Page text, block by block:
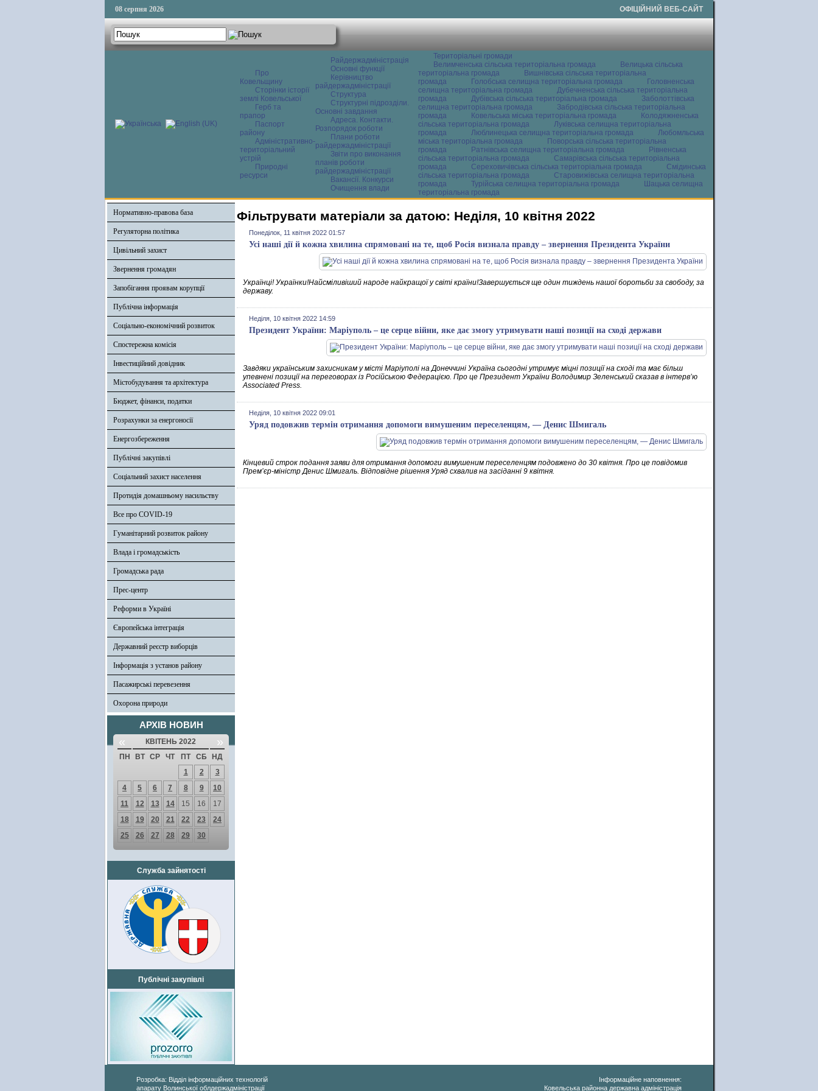
08 серпня 2026 ОФІЦІЙНИЙ ВЕБ-САЙТ
Про
Ковельщину
Сторінки історії
землі Ковельської
Герб та
прапор
Паспорт
району
Адміністративно-
територіальний
устрій
Природні
ресурси
Райдержадміністрація
Основні функції
Керівництво
райдержадміністрації
Структура
Структурні підрозділи.
Основні завдання
Адреса. Контакти.
Розпорядок роботи
Плани роботи
райдержадміністрації
Звіти про виконання
планів роботи
райдержадміністрації
Вакансії. Конкурси
Очищення влади
Територіальні громади
Велимченська сільська територіальна громада
Велицька сільська
територіальна громада
Вишнівська сільська територіальна
громада
Голобська селищна територіальна громада
Головненська
селищна територіальна громада
Дубечненська сільська територіальна
громада
Дубівська сільська територіальна громада
Заболоттівська
селищна територіальна громада
Забродівська сільська територіальна
громада
Ковельська міська територіальна громада
Колодяжненська
сільська територіальна громада
Луківська селищна територіальна
громада
Люблинецька селищна територіальна громада
Любомльська
міська територіальна громада
Поворська сільська територіальна
громада
Ратнівська селищна територіальна громада
Рівненська
сільська територіальна громада
Самарівська сільська територіальна
громада
Сереховичівська сільська територіальна громада
Смідинська
сільська територіальна громада
Старовижівська селищна територіальна
громада
Турійська селищна територіальна громада
Шацька селищна
територіальна громада
Нормативно-правова база
Регуляторна політика
Цивільний захист
Звернення громадян
Запобігання проявам корупції
Публічна інформація
Соціально-економічний розвиток
Спостережна комісія
Інвестиційний довідник
Містобудування та архітектура
Бюджет, фінанси, податки
Розрахунки за енергоносії
Енергозбереження
Публічні закупівлі
Соціальний захист населення
Протидія домашньому насильству
Все про COVID-19
Гуманітарний розвиток району
Влада і громадськість
Громадська рада
Прес-центр
Реформи в Україні
Європейська інтеграція
Державний реєстр виборців
Інформація з установ району
Пасажирські перевезення
Охорона природи
АРХІВ НОВИН
« КВІТЕНЬ 2022 »
ПН ВТ СР ЧТ ПТ СБ
НД
1
2
3
4
5 6 7 8 9
10
11
12 13 14 15 16
17
18
19 20 21 22 23
24
25
26 27 28 29 30
Служба зайнятості
Публічні закупівлі
Фільтрувати матеріали за датою: Неділя, 10 квітня 2022
Понеділок, 11 квітня 2022 01:57
Усі наші дії й кожна хвилина спрямовані на те, щоб Росія визнала правду – звернення Президента України
Українці! Українки!Найсміливіший народе найкращої у світі країни!Завершується ще один тиждень нашої боротьби за свободу, за
державу.
Неділя, 10 квітня 2022 14:59
Президент України: Маріуполь – це серце війни, яке дає змогу утримувати наші позиції на сході держави
Завдяки українським захисникам у місті Маріуполі на Донеччині Україна сьогодні утримує міцні позиції на сході та має більш
упевнені позиції на переговорах із Російською Федерацією. Про це Президент України Володимир Зеленський сказав в інтерв’ю
Associated Press.
Неділя, 10 квітня 2022 09:01
Уряд подовжив термін отримання допомоги вимушеним переселенцям, — Денис Шмигаль
Кінцевий строк подання заяви для отримання допомоги вимушеним переселенцям подовжено до 30 квітня. Про це повідомив
Прем’єр-міністр Денис Шмигаль. Відповідне рішення Уряд схвалив на засіданні 9 квітня.
Розробка: Відділ інформаційних технологій
апарату Волинської облдержадміністрації
Інформаційне наповнення:
Ковельська районна державна адміністрація